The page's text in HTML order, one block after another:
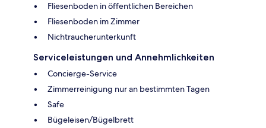
Fliesenboden in öffentlichen Bereichen
Fliesenboden im Zimmer
Nichtraucherunterkunft
Serviceleistungen und Annehmlichkeiten
Concierge-Service
Zimmerreinigung nur an bestimmten Tagen
Safe
Bügeleisen/Bügelbrett